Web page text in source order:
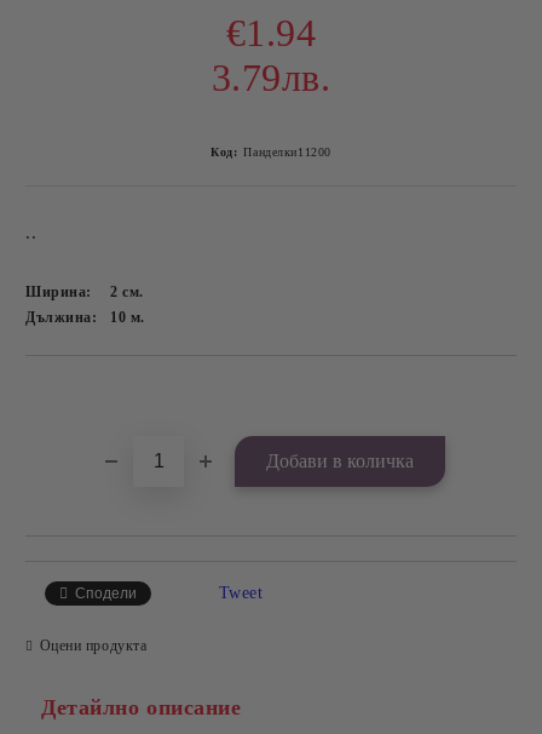
€1.94
3.79лв.
Код: Панделки11200
..
Ширина: 2см.
Дължина:
10 м.
Сподели Tweet
Оцени продукта
Детайлно описание